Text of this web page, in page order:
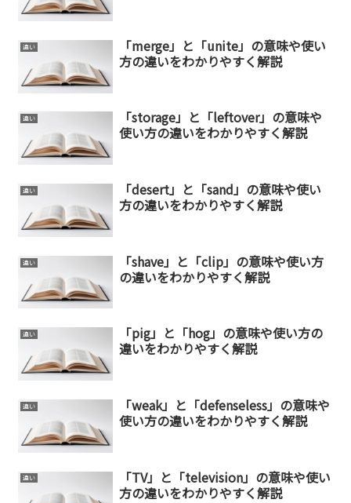
違い
「merge」と「unite」の意味や使い
方の違いをわかりやすく解説
違い
「storage」と「leftover」の意味や
使い方の違いをわかりやすく解説
違い
「desert」と「sand」の意味や使い
方の違いをわかりやすく解説
違い
「shave」と「clip」の意味や使い方
の違いをわかりやすく解説
違い
「pig」と「hog」の意味や使い方の
違いをわかりやすく解説
違い
「weak」と「defenseless」の意味や
使い方の違いをわかりやすく解説
違い
「TV」と「television」の意味や使い
方の違いをわかりやすく解説